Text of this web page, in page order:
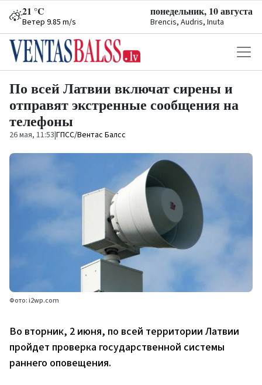
21 °C
Ветер 9.85 m/s
понедельник, 10 августа
Brencis, Audris, Inuta
По всей Латвии включат сирены и
отправят экстренные сообщения на
телефоны
26 мая, 11:53|ГПСС/Вентас Балсс
Фото: i2wp.com
Во вторник, 2 июня, по всей территории Латвии
пройдет проверка государственной системы
раннего оповещения.